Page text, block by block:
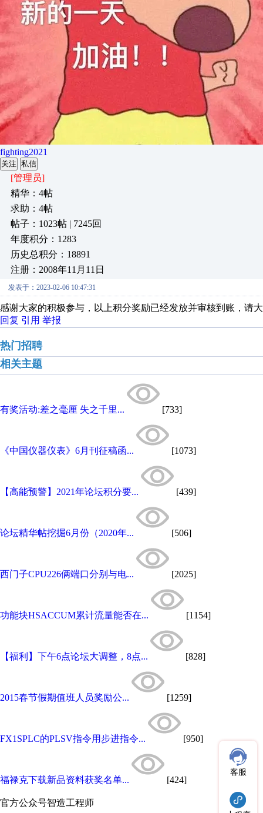
fighting2021
关注 私信
[管理员]
精华：4帖
求助：4帖
帖子：1023帖 | 7245回
年度积分：1283
历史总积分：18891
注册：2008年11月11日
发表于：2023-02-06 10:47:31
感谢大家的积极参与，以上积分奖励已经发放并审核到账，请
回复 引用 举报
热门招聘
相关主题
有奖活动:差之毫厘 失之千里... [733]
《中国仪器仪表》6月刊征稿函... [1073]
【高能预警】2021年论坛积分要... [439]
论坛精华帖挖掘6月份（2020年... [506]
西门子CPU226俩端口分别与电... [2025]
功能块HSACCUM累计流量能否在... [1154]
【福利】下午6点论坛大调整，8点... [828]
2015春节假期值班人员奖励公... [1259]
FX1SPLC的PLSV指令用步进指令... [950]
福禄克下载新品资料获奖名单... [424]
官方公众号智造工程师
客服